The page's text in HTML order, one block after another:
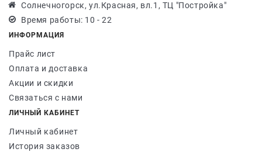
Солнечногорск, ул.Красная, вл.1, ТЦ "Постройка"
Время работы: 10 - 22
ИНФОРМАЦИЯ
Прайс лист
Оплата и доставка
Акции и скидки
Связаться с нами
ЛИЧНЫЙ КАБИНЕТ
Личный кабинет
История заказов